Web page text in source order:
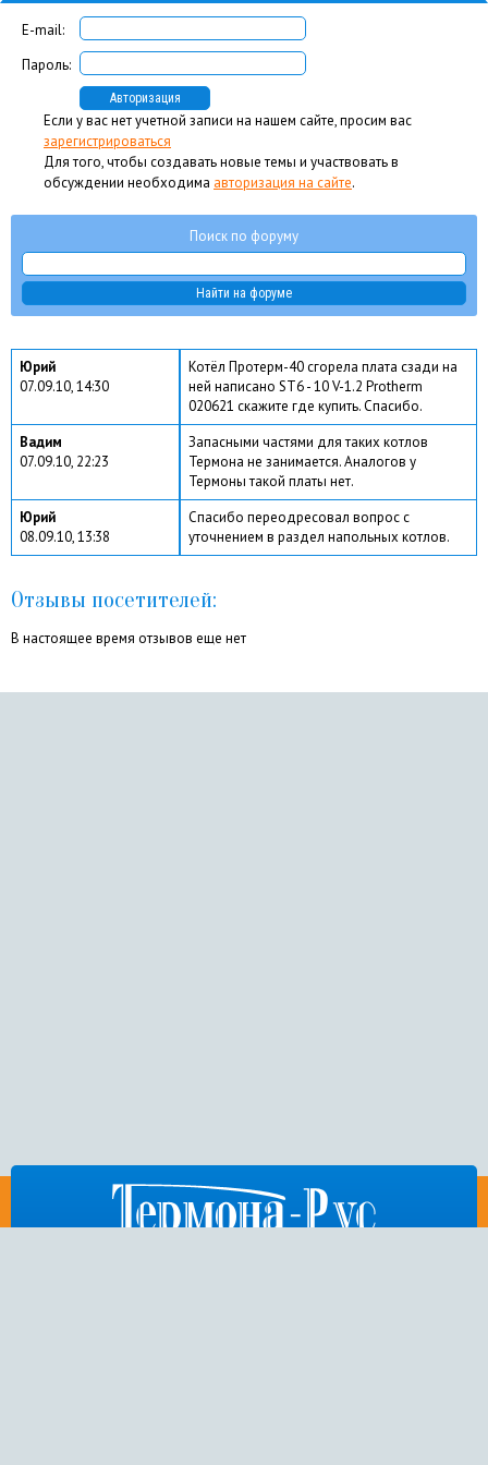
E-mail:
Пароль:
Если у вас нет учетной записи на нашем сайте, просим вас
зарегистрироваться
Для того, чтобы создавать новые темы и участвовать в
обсуждении необходима авторизация на сайте.
Поиск по форуму
Юрий
07.09.10, 14:30
Котёл Протерм-40 сгорела плата сзади на
ней написано ST6 - 10 V-1.2 Protherm
020621 скажите где купить. Спасибо.
Вадим
07.09.10, 22:23
Запасными частями для таких котлов
Термона не занимается. Аналогов у
Термоны такой платы нет.
Юрий
08.09.10, 13:38
Спасибо переодресовал вопрос с
уточнением в раздел напольных котлов.
Отзывы посетителей:
В настоящее время отзывов еще нет